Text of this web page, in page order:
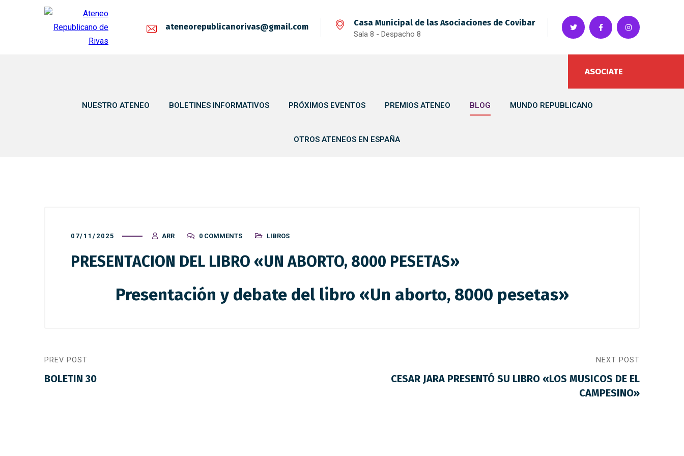
ateneorepublicanorivas@gmail.com Casa Municipal de las Asociaciones de Covibar
Sala 8 - Despacho 8
ASOCIATE
NUESTRO ATENEO BOLETINES INFORMATIVOS PRÓXIMOS EVENTOS PREMIOS ATENEO BLOG MUNDO REPUBLICANO
OTROS ATENEOS EN ESPAÑA
07/11/2025 ARR 0 COMMENTS LIBROS
PRESENTACION DEL LIBRO «UN ABORTO, 8000 PESETAS»
Presentación y debate del libro «Un aborto, 8000 pesetas»
PREV POST
BOLETIN 30
NEXT POST
CESAR JARA PRESENTÓ SU LIBRO «LOS MUSICOS DE EL
CAMPESINO»